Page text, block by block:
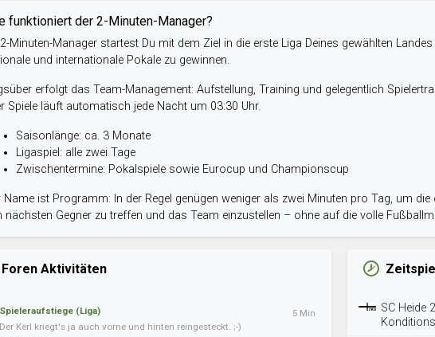
funktioniert der 2-Minuten-Manager?
2-Minuten-Manager startest Du mit dem Ziel in die erste Liga Deines gewählten
und internationale Pokale zu gewinnen.
erfolgt das Team-Management: Aufstellung, Training und gelegentlich
Spiele läuft automatisch jede Nacht um 03:30 Uhr.
Saisonlänge: ca. 3 Monate
Ligaspiel: alle zwei Tage
Zwischentermine: Pokalspiele sowie Eurocup und Championscup
Name ist Programm: In der Regel genügen weniger als zwei Minuten pro Tag, um
nächsten Gegner zu treffen und das Team einzustellen – ohne auf die volle
Foren Aktivitäten
Spieleraufstiege (Liga)
Der Kerl kriegt's ja auch vorne und hinten reingesteckt. ;-)
5 Min
SC Heide